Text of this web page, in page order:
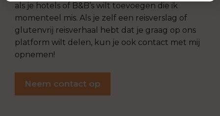
als je hotels of B&B’s wilt toevoegen die ik
momenteel mis. Als je zelf een reisverslag of
glutenvrij reisverhaal hebt dat je graag op ons
platform wilt delen, kun je ook contact met mij
opnemen!
Neem contact op